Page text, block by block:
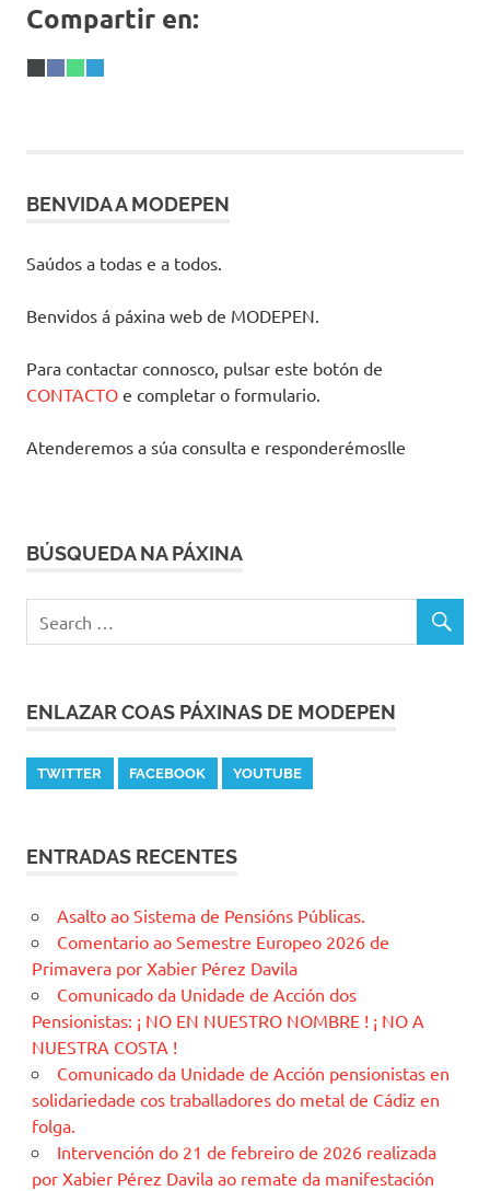
Compartir en:
Share
X Share
Facebook
Share
WhatsApp
Share
Telegram
BENVIDA A MODEPEN
Saúdos a todas e a todos.
Benvidos á páxina web de MODEPEN.
Para contactar connosco, pulsar este botón de
CONTACTO e completar o formulario.
Atenderemos a súa consulta e responderémoslle
BÚSQUEDA NA PÁXINA
ENLAZAR COAS PÁXINAS DE MODEPEN
TWITTER FACEBOOK YOUTUBE
ENTRADAS RECENTES
Asalto ao Sistema de Pensións Públicas.
Comentario ao Semestre Europeo 2026 de
Primavera por Xabier Pérez Davila
Comunicado da Unidade de Acción dos
Pensionistas: ¡ NO EN NUESTRO NOMBRE ! ¡ NO A
NUESTRA COSTA !
Comunicado da Unidade de Acción pensionistas en
solidariedade cos traballadores do metal de Cádiz en
folga.
Intervención do 21 de febreiro de 2026 realizada
por Xabier Pérez Davila ao remate da manifestación